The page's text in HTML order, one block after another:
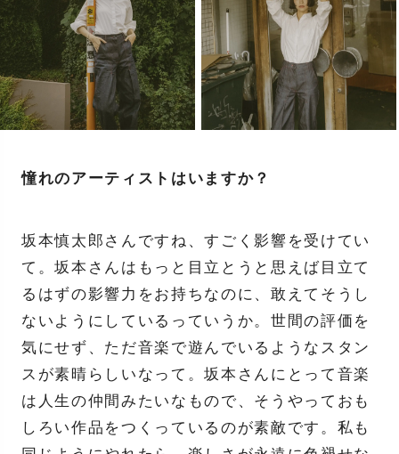
憧れのアーティストはいますか？
坂本慎太郎さんですね、すごく影響を受けてい
て。坂本さんはもっと目立とうと思えば目立て
るはずの影響力をお持ちなのに、敢えてそうし
ないようにしているっていうか。世間の評価を
気にせず、ただ音楽で遊んでいるようなスタン
スが素晴らしいなって。坂本さんにとって音楽
は人生の仲間みたいなもので、そうやっておも
しろい作品をつくっているのが素敵です。私も